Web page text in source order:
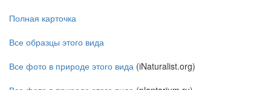
Полная карточка
Все образцы этого вида
Все фото в природе этого вида (iNaturalist.org)